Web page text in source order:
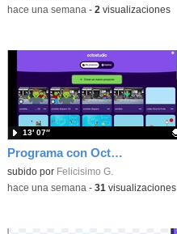
-hace una semana - 2 visualizaciones
Programa con OctoStudio, un juego de disparos contra Zombies con un cargador basado en el House of the dead
Contenido educativo.
subido por Felicisimo G.
13′ 07″
-hace una semana - 31 visualizaciones